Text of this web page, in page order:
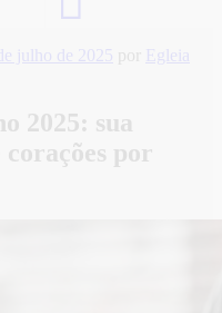
de julho de 2025 por
Egleia
2025: sua
corações por